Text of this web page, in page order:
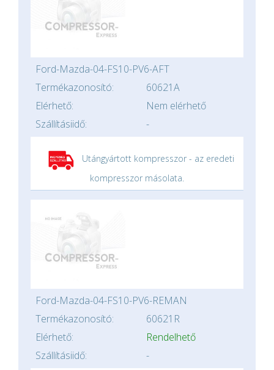
Ford-Mazda-04-FS10-PV6-AFT
Termékazonosító:
60621A
Elérhető:
Nem elérhető
Szállításiidő:
-
Utángyártott kompresszor - az eredeti
kompresszor másolata.
Ford-Mazda-04-FS10-PV6-REMAN
Termékazonosító:
60621R
Elérhető:
Rendelhető
Szállításiidő:
-